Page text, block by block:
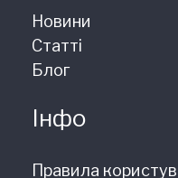
Новини
Статті
Блог
Інфо
Правила